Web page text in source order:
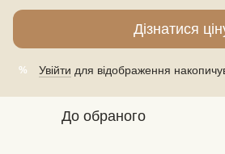
Дізнатися
% Увійти для відображення
До обраного